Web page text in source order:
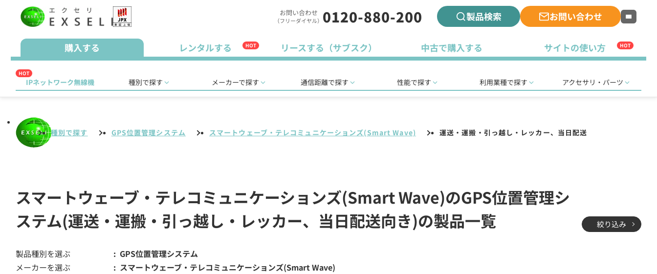
お問い合わせ
（フリーダイヤル） 0120-880-200 製品検索 お問い合わせ
購入する レンタルする HOT リースする（サブスク） 中古で購入する サイトの使い方 HOT
HOT
IPネットワーク無線機 種別で探す メーカーで探す 通信距離で探す 性能で探す 利用業種で探す アクセサリ・パーツ
種別で探す GPS位置管理システム スマートウェーブ・テレコミュニケーションズ(Smart Wave) 運送・運搬・引っ越し・レッカー、当日配送
スマートウェーブ・テレコミュニケーションズ(Smart Wave)のGPS位置管理シ
ステム(運送・運搬・引っ越し・レッカー、当日配送向き)の製品一覧
絞り込み
製品種別を選ぶ
GPS位置管理システム
メーカーを選ぶ
スマートウェーブ・テレコミュニケーションズ(Smart Wave)